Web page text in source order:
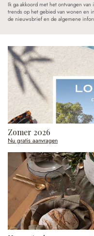
Ik ga akkoord met het ontvangen
trends op het gebied van wonen en
de nieuwsbrief en de algemene
Zomer 2026
Nu gratis aanvragen